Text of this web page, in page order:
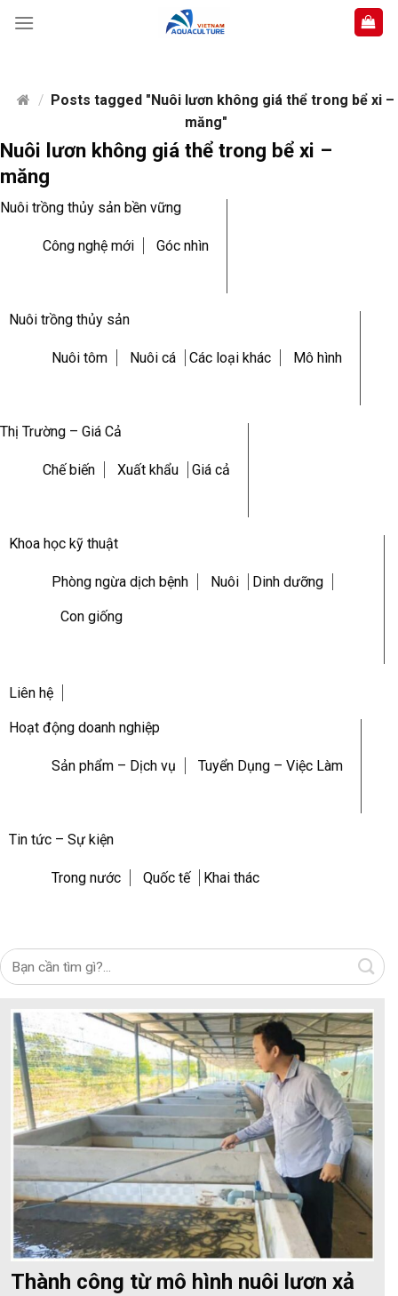
content
/ Posts tagged "Nuôi lươn không giá thể trong bể xi –
măng"
Nuôi lươn không giá thể trong bể xi –
măng
Nuôi trồng thủy sản bền vững
Công nghệ mới Góc nhìn
Nuôi trồng thủy sản
Nuôi tôm Nuôi cá Các loại khác Mô hình
Thị Trường – Giá Cả
Chế biến Xuất khẩu Giá cả
Khoa học kỹ thuật
Phòng ngừa dịch bệnh Nuôi Dinh dưỡng
Con giống
Liên hệ
Hoạt động doanh nghiệp
Sản phẩm – Dịch vụ Tuyển Dụng – Việc Làm
Tin tức – Sự kiện
Trong nước Quốc tế Khai thác
Thành công từ mô hình nuôi lươn xả